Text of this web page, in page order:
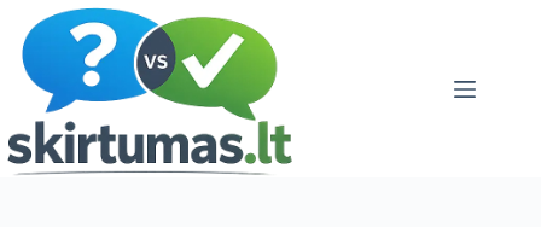
content